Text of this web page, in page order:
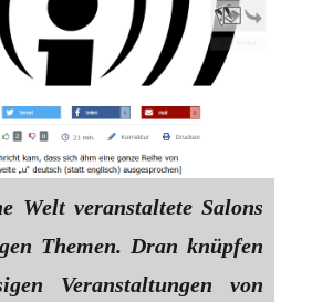
Welt veranstaltete Salons
Themen. Dran knüpfen
Veranstaltungen von